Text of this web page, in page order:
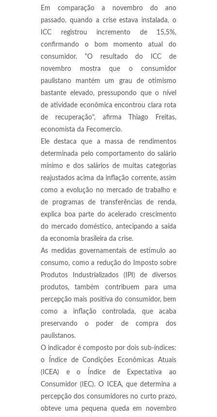
Em comparação a novembro do ano
passado, quando a crise estava instalada, o
ICC registrou incremento de 15,5%,
confirmando o bom momento atual do
consumidor. "O resultado do ICC de
novembro mostra que o consumidor
paulistano mantém um grau de otimismo
bastante elevado, pressupondo que o nível
de atividade econômica encontrou clara rota
de recuperação", afirma Thiago Freitas,
economista da Fecomercio.
Ele destaca que a massa de rendimentos
determinada pelo comportamento do salário
mínimo e dos salários de muitas categorias
reajustados acima da inflação corrente, assim
como a evolução no mercado de trabalho e
de programas de transferências de renda,
explica boa parte do acelerado crescimento
do mercado doméstico, antecipando a saída
da economia brasileira da crise.
As medidas governamentais de estímulo ao
consumo, como a redução do Imposto sobre
Produtos Industrializados (IPI) de diversos
produtos, também contribuem para uma
percepção mais positiva do consumidor, bem
como a inflação controlada, que acaba
preservando o poder de compra dos
paulistanos.
O indicador é composto por dois sub-índices:
o Índice de Condições Econômicas Atuais
(ICEA) e o Índice de Expectativa ao
Consumidor (IEC). O ICEA, que determina a
percepção dos consumidores no curto prazo,
obteve uma pequena queda em novembro